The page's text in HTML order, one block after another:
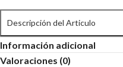
Descripción del Articulo
Información adicional
Valoraciones (0)